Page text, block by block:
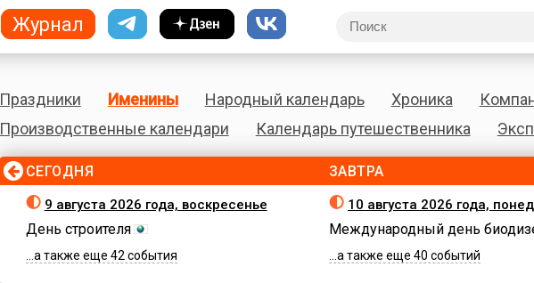
Праздники Именины Народный календарь Хроника
Производственные календари
Календарь путешественника
СЕГОДНЯ
9 августа 2026 года, воскресенье
День строителя
...а также еще 42 события
ЗАВТРА
10 августа 2026 года,
Международный день
...а также еще 40 событий
Журнал